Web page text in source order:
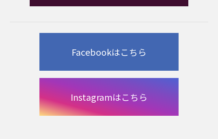
Facebookはこちら
Instagramはこちら